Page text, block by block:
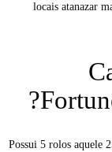
locais atanazar
Possui 5 rolos aquele